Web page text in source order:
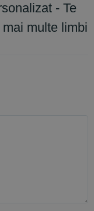
- Te
multe limbi